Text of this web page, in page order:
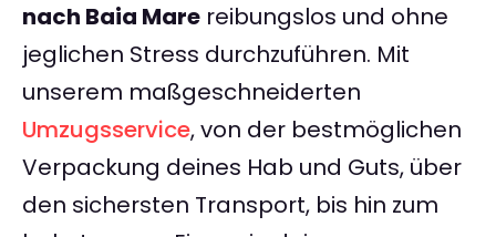
nach Baia Mare reibungslos und ohne
jeglichen Stress durchzuführen. Mit
unserem maßgeschneiderten
Umzugsservice, von der bestmöglichen
Verpackung deines Hab und Guts, über
den sichersten Transport, bis hin zum